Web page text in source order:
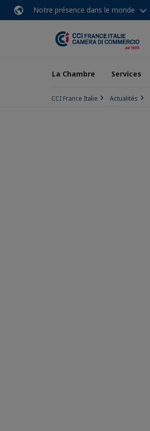
Notre présence dans le monde
La Chambre Services
CCI France Italie Actualités